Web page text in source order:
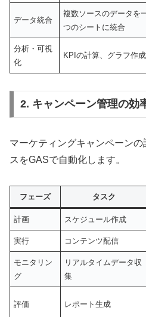
データ統合
複数ソースのデータを
つのシートに統合
分析・可視
化
KPIの計算、グラフ作成
2. キャンペーン管理の効
マーケティングキャンペーン
スをGASで自動化します。
フェーズ タスク
計画 スケジュール作成
実行 コンテンツ配信
モニタリン
グ
リアルタイムデータ収
集
評価 レポート生成